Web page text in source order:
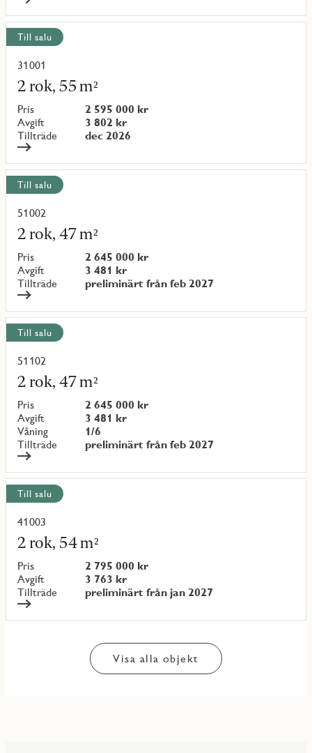
Till salu
31001
2 rok, 55 m²
Pris
2 595 000 kr
Avgift
3 802 kr
Tillträde
dec 2026
Läs
mer
om
objekt
{objectNumber}
Till salu
51002
2 rok, 47 m²
Pris
2 645 000 kr
Avgift
3 481 kr
Tillträde
preliminärt från feb 2027
Läs
mer
om
objekt
{objectNumber}
Till salu
51102
2 rok, 47 m²
Pris
2 645 000 kr
Avgift
3 481 kr
Våning
1/6
Tillträde
preliminärt från feb 2027
Läs
mer
om
objekt
{objectNumber}
Till salu
41003
2 rok, 54 m²
Pris
2 795 000 kr
Avgift
3 763 kr
Tillträde
preliminärt från jan 2027
Läs
mer
om
objekt
{objectNumber}
Visa alla objekt